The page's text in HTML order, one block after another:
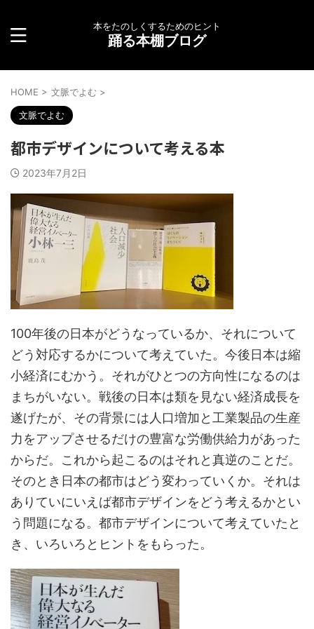
本をたのしくするためのヒント
踊る本棚ブログ
HOME > 文脈でよむ >
文脈でよむ
都市デザインについて考える本
2023年7月2日
100年後の日本がどうなっているか、それについて
どう対応するかについて考えていた。今後日本は縮
小経済にむかう。それがひとつの方向性になるのは
まちがいない。戦後の日本は類を見ない経済成長を
遂げたが、その背景には人口増加と工業製品の生産
力をアップさせるだけの豊富な労働供給力があった
からだ。これから起こるのはそれと真逆のことだ。
そのとき日本の都市はどう変わっていくか。それは
ありていにいえば都市デザインをどう考えるかとい
う問題になる。都市デザインについて考えていたと
き、いろいろとヒントをもらった。